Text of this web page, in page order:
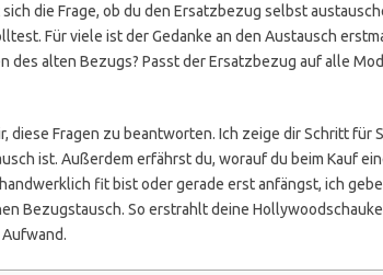
die Frage, ob du den Ersatzbezug selbst
Für viele ist der Gedanke an den Austausch
des alten Bezugs? Passt der Ersatzbezug auf alle
diese Fragen zu beantworten. Ich zeige dir Schritt für
ist. Außerdem erfährst du, worauf du beim Kauf
fit bist oder gerade erst anfängst, ich
Bezugstausch. So erstrahlt deine